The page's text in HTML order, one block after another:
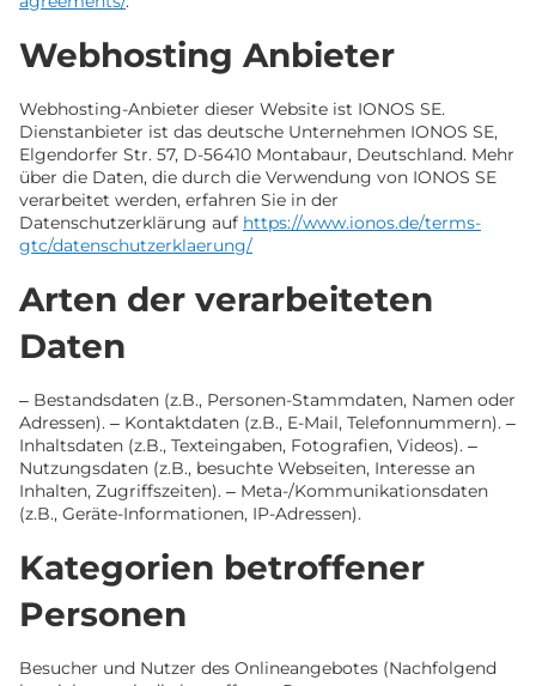
Webhosting Anbieter
Webhosting-Anbieter dieser Website ist IONOS SE.
Dienstanbieter ist das deutsche Unternehmen IONOS SE,
Elgendorfer Str. 57, D-56410 Montabaur, Deutschland. Mehr
über die Daten, die durch die Verwendung von IONOS SE
verarbeitet werden, erfahren Sie in der
Datenschutzerklärung auf https://www.ionos.de/terms-
gtc/datenschutzerklaerung/
Arten der verarbeiteten
Daten
– Bestandsdaten (z.B., Personen-Stammdaten, Namen oder
Adressen). – Kontaktdaten (z.B., E-Mail, Telefonnummern). –
Inhaltsdaten (z.B., Texteingaben, Fotografien, Videos). –
Nutzungsdaten (z.B., besuchte Webseiten, Interesse an
Inhalten, Zugriffszeiten). – Meta-/Kommunikationsdaten
(z.B., Geräte-Informationen, IP-Adressen).
Kategorien betroffener
Personen
Besucher und Nutzer des Onlineangebotes (Nachfolgend